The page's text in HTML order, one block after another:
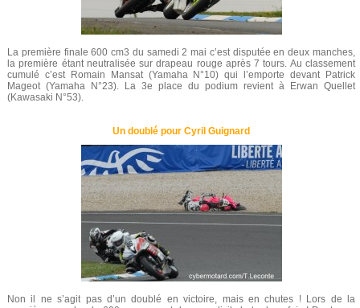
La première finale 600 cm3 du samedi 2 mai c’est disputée en deux manches,
la première étant neutralisée sur drapeau rouge après 7 tours. Au classement
cumulé c’est Romain Mansat (Yamaha N°10) qui l’emporte devant Patrick
Mageot (Yamaha N°23). La 3e place du podium revient à Erwan Quellet
(Kawasaki N°53).
Un doublé pour Cyril Guignard
Non il ne s’agit pas d’un doublé en victoire, mais en chutes ! Lors de la